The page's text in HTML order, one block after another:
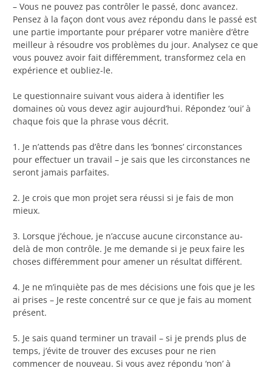
– Vous ne pouvez pas contrôler le passé, donc avancez.
Pensez à la façon dont vous avez répondu dans le passé est
une partie importante pour préparer votre manière d’être
meilleur à résoudre vos problèmes du jour. Analysez ce que
vous pouvez avoir fait différemment, transformez cela en
expérience et oubliez-le.
Le questionnaire suivant vous aidera à identifier les
domaines où vous devez agir aujourd’hui. Répondez ‘oui’ à
chaque fois que la phrase vous décrit.
1. Je n’attends pas d’être dans les ‘bonnes’ circonstances
pour effectuer un travail – je sais que les circonstances ne
seront jamais parfaites.
2. Je crois que mon projet sera réussi si je fais de mon
mieux.
3. Lorsque j’échoue, je n’accuse aucune circonstance au-
delà de mon contrôle. Je me demande si je peux faire les
choses différemment pour amener un résultat différent.
4. Je ne m’inquiète pas de mes décisions une fois que je les
ai prises – Je reste concentré sur ce que je fais au moment
présent.
5. Je sais quand terminer un travail – si je prends plus de
temps, j’évite de trouver des excuses pour ne rien
commencer de nouveau. Si vous avez répondu ‘non’ à